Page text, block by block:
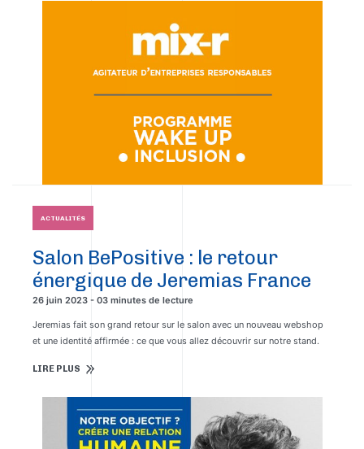
ACTUALITÉS
Salon BePositive : le retour
énergique de Jeremias France
26 juin 2023 - 03 minutes de lecture
Jeremias fait son grand retour sur le salon avec un nouveau webshop
et une identité affirmée : ce que vous allez découvrir sur notre stand.
LIRE PLUS